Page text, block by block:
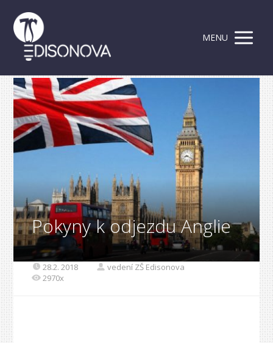
MENU
Pokyny k odjezdu Anglie
28.2. 2018
vedení ZŠ Edisonova
2970x